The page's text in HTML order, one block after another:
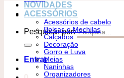
Pesquisar por:
Entrar
NOVIDADES
ACESSÓRIOS
Acessórios de cabelo
Bolsas e Mochilas
Calçados
Decoração
Gorro e Luva
Meias
Naninhas
Organizadores